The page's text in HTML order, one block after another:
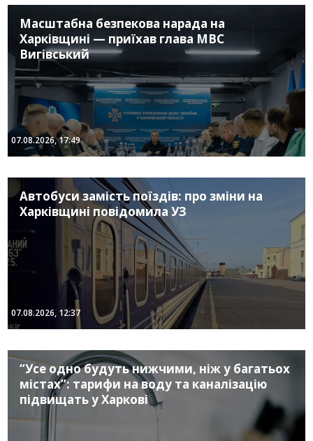
Масштабна безпекова нарада на
Харківщині — приїхав глава МВС
Вигівський
07.08.2026, 17:49
Автобуси замість поїздів: про зміни на
Харківщині повідомила УЗ
07.08.2026, 12:37
“Усе одно будуть нижчими, ніж у багатьох
містах”: тарифи на воду та каналізацію
підвищать у Харкові